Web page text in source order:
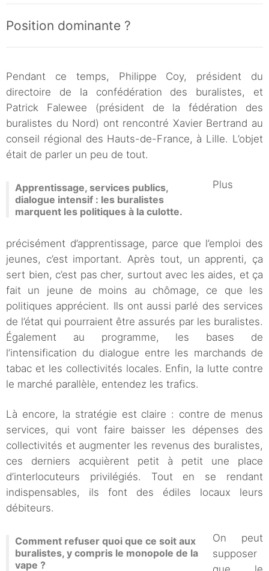
Position dominante ?
Pendant ce temps, Philippe Coy, président du
directoire de la confédération des buralistes, et
Patrick Falewee (président de la fédération des
buralistes du Nord) ont rencontré Xavier Bertrand au
conseil régional des Hauts-de-France, à Lille. L’objet
était de parler un peu de tout.
Apprentissage, services publics,
dialogue intensif : les buralistes
marquent les politiques à la culotte.
Plus
précisément d’apprentissage, parce que l’emploi des
jeunes, c’est important. Après tout, un apprenti, ça
sert bien, c’est pas cher, surtout avec les aides, et ça
fait un jeune de moins au chômage, ce que les
politiques apprécient. Ils ont aussi parlé des services
de l’état qui pourraient être assurés par les buralistes.
Également au programme, les bases de
l’intensification du dialogue entre les marchands de
tabac et les collectivités locales. Enfin, la lutte contre
le marché parallèle, entendez les trafics.
Là encore, la stratégie est claire : contre de menus
services, qui vont faire baisser les dépenses des
collectivités et augmenter les revenus des buralistes,
ces derniers acquièrent petit à petit une place
d’interlocuteurs privilégiés. Tout en se rendant
indispensables, ils font des édiles locaux leurs
débiteurs.
Comment refuser quoi que ce soit aux
buralistes, y compris le monopole de la
vape ?
On peut
supposer